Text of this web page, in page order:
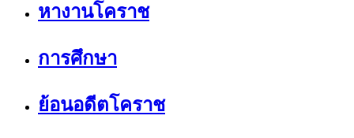
หางานโคราช
การศึกษา
ย้อนอดีตโคราช